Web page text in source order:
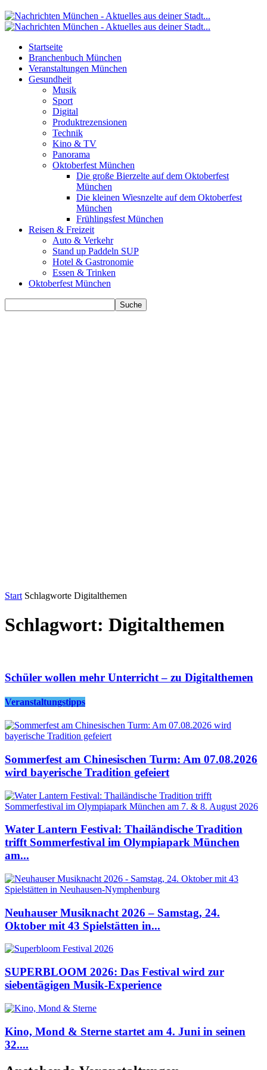
Startseite
Branchenbuch München
Veranstaltungen München
Gesundheit
Musik
Sport
Digital
Produktrezensionen
Technik
Kino & TV
Panorama
Oktoberfest München
Die große Bierzelte auf dem Oktoberfest
München
Die kleinen Wiesnzelte auf dem Oktoberfest
München
Frühlingsfest München
Reisen & Freizeit
Auto & Verkehr
Stand up Paddeln SUP
Hotel & Gastronomie
Essen & Trinken
Oktoberfest München
Start Schlagworte Digitalthemen
Schlagwort: Digitalthemen
Schüler wollen mehr Unterricht – zu Digitalthemen
Veranstaltungstipps
Sommerfest am Chinesischen Turm: Am 07.08.2026
wird bayerische Tradition gefeiert
Water Lantern Festival: Thailändische Tradition
trifft Sommerfestival im Olympiapark München
am...
Neuhauser Musiknacht 2026 – Samstag, 24.
Oktober mit 43 Spielstätten in...
SUPERBLOOM 2026: Das Festival wird zur
siebentägigen Musik-Experience
Kino, Mond & Sterne startet am 4. Juni in seinen
32....